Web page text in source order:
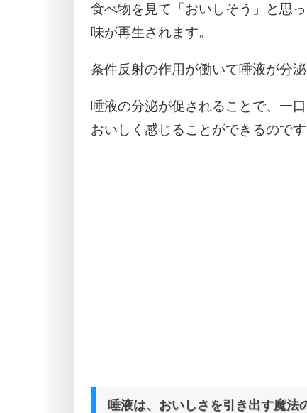
食べ物を見て「おいしそう」と思
味が再生されます。
条件反射の作用が働いて唾液が分泌
唾液の分泌が促されることで、一
おいしく感じることができるのです
唾液は、おいしさを引き出す魔法